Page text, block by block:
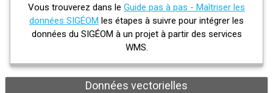
Vous trouverez dans le Guide pas à pas - Maîtriser les
données SIGÉOM les étapes à suivre pour intégrer les
données du SIGÉOM à un projet à partir des services
WMS.
Données vectorielles